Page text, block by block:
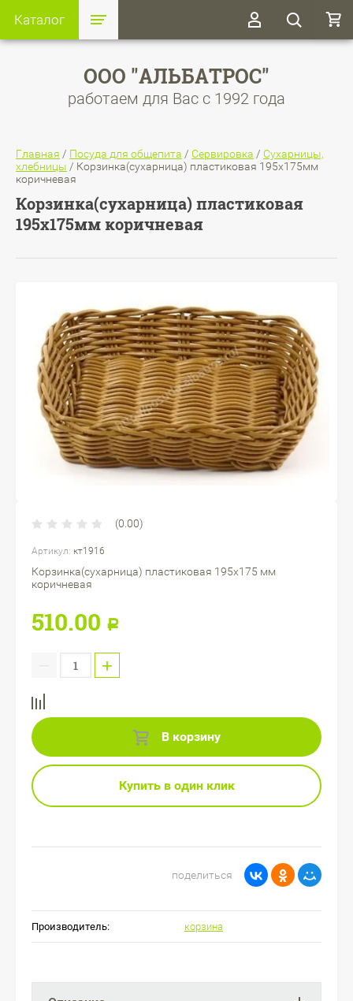
Каталог
ООО "АЛЬБАТРОС"
работаем для Вас с 1992 года
Главная / Посуда для общепита / Сервировка / Сухарницы,
хлебницы / Корзинка(сухарница) пластиковая 195х175мм
коричневая
Корзинка(сухарница) пластиковая
195х175мм коричневая
(0.00)
Артикул: кт1916
Корзинка(сухарница) пластиковая 195х175 мм
коричневая
510.00 Р
+
В корзину
Купить в один клик
поделиться
Производитель: корзина